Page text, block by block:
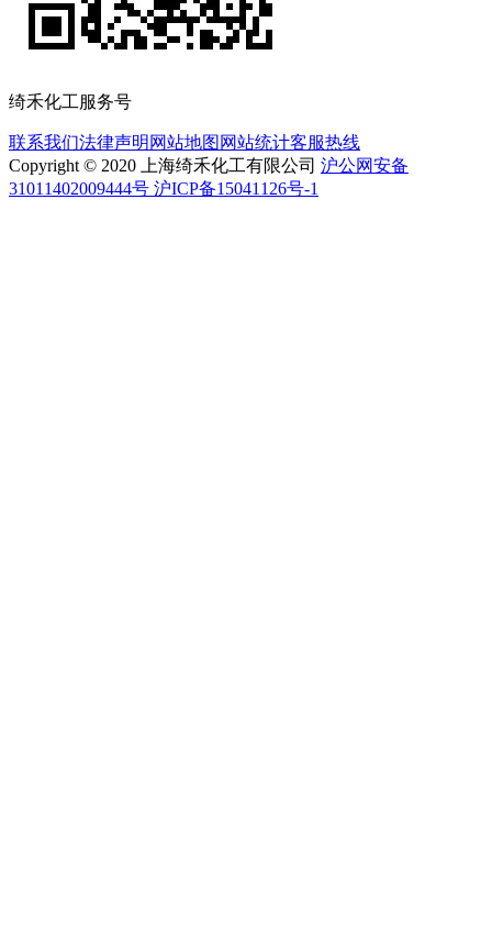
绮禾化工服务号
联系我们法律声明 网站地图 网站统计客服热线
Copyright © 2020 上海绮禾化工有限公司 沪公网安备
31011402009444号 沪ICP备15041126号-1